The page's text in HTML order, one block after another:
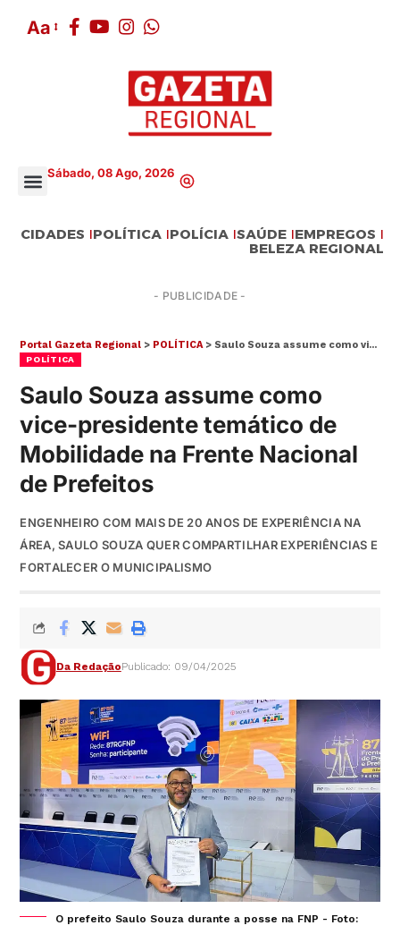
Aa
Sábado, 08 Ago, 2026
CIDADES POLÍTICA POLÍCIA SAÚDE EMPREGOS
BELEZA REGIONAL
- PUBLICIDADE -
Portal Gazeta Regional > POLÍTICA> Saulo Souza assume como vice-presidente temático de Mobilidade na Frente Nacional de Prefeitos
POLÍTICA
Saulo Souza assume como
vice-presidente temático de
Mobilidade na Frente Nacional
de Prefeitos
ENGENHEIRO COM MAIS DE 20 ANOS DE EXPERIÊNCIA NA
ÁREA, SAULO SOUZA QUER COMPARTILHAR EXPERIÊNCIAS E
FORTALECER O MUNICIPALISMO
Da RedaçãoPublicado: 09/04/2025
O prefeito Saulo Souza durante a posse na FNP - Foto: